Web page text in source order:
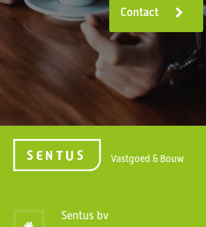
Contact
Vastgoed & Bouw
Sentus bv